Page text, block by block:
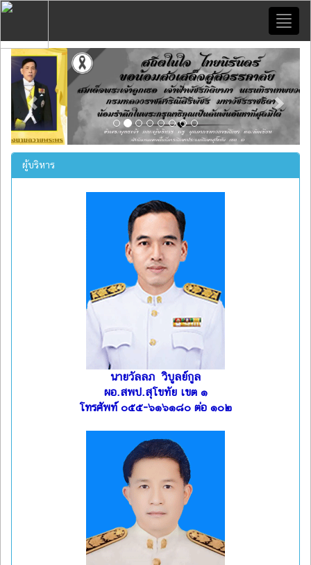
Previous Next
ผู้บริหาร
นายวัลลภ วิบูลย์กูล
ผอ.สพป.สุโขทัย เขต ๑
โทรศัพท์ ๐๕๕-๖๑๖๑๘๐ ต่อ ๑๐๒